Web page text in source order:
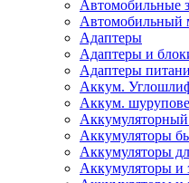
Автомобильные
Автомобильный
Адаптеры
Адаптеры и
Адаптеры
Аккум.
Аккум.
Аккумуляторы
Аккумуляторы
Аккумуляторы и